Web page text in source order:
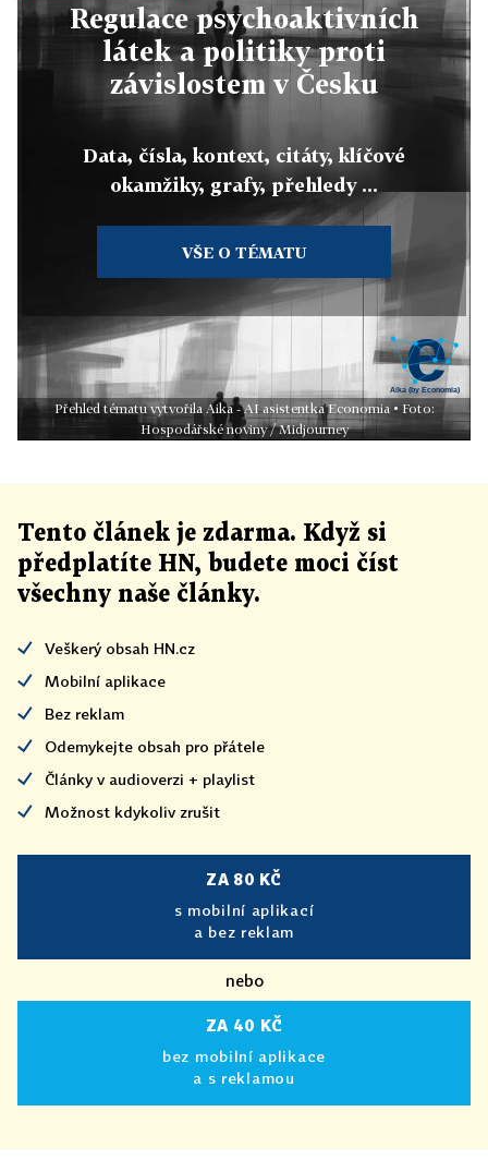
Regulace psychoaktivních
látek a politiky proti
závislostem v Česku
Data, čísla, kontext, citáty, klíčové
okamžiky, grafy, přehledy ...
VŠE O TÉMATU
Přehled tématu vytvořila Aika - AI asistentka Economia • Foto:
Hospodářské noviny / Midjourney
Tento článek je zdarma. Když si
předplatíte HN, budete moci číst
všechny naše články.
Veškerý obsah HN.cz
Mobilní aplikace
Bez reklam
Odemykejte obsah pro přátele
Články v audioverzi + playlist
Možnost kdykoliv zrušit
ZA 80 KČ
s mobilní aplikací
a bez reklam
nebo
ZA 40 KČ
bez mobilní aplikace
a s reklamou